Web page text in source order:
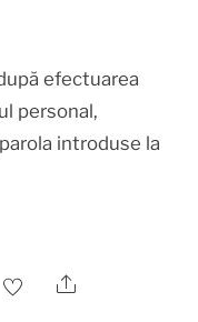
efectuarea
personal,
introduse la